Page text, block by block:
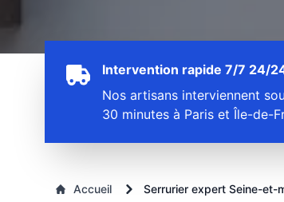
Intervention rapide 7/7 24/
Nos artisans interviennent
30 minutes à Paris et Île-de-
Accueil Serrurier expert Seine-et-